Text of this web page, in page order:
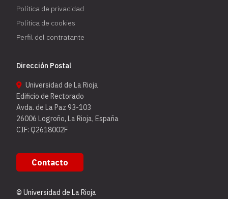
Política de privacidad
Política de cookies
Perfil del contratante
Dirección Postal
Universidad de La Rioja
Edificio de Rectorado
Avda. de La Paz 93-103
26006 Logroño, La Rioja, España
CIF: Q2618002F
Contacto
© Universidad de La Rioja